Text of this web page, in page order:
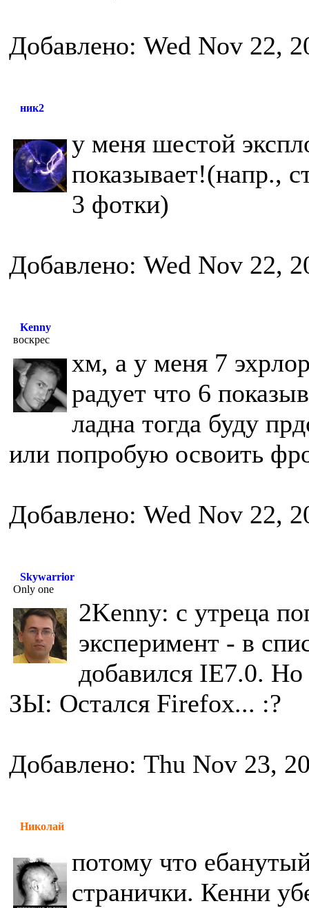
Добавлено: Wed Nov 22,
ник2
у меня шестой
показывает!(напр.,
3 фотки)
Добавлено: Wed Nov 22,
Kenny
воскрес
хм, а у меня 7
радует что 6
ладна тогда буду
или попробую освоить
Добавлено: Wed Nov 22,
Skywarrior
Only one
2Kenny: с утреца
эксперимент - в
добавился IE7.0.
ЗЫ: Остался Firefox... :?
Добавлено: Thu Nov 23,
Николай
потому что
странички. Кенни